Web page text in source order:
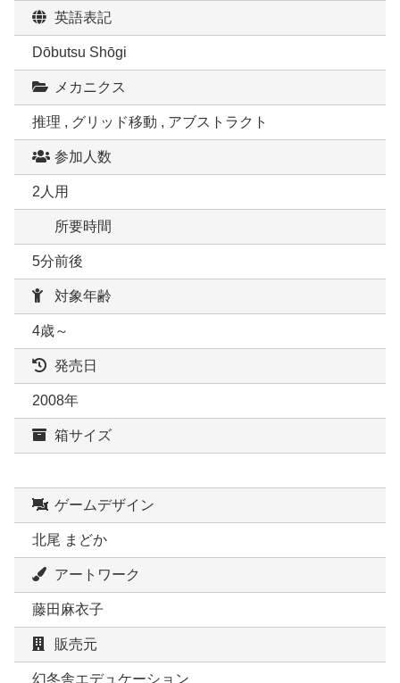
英語表記
Dōbutsu Shōgi
メカニクス
推理 , グリッド移動 , アブストラクト
参加人数
2人用
所要時間
5分前後
対象年齢
4歳～
発売日
2008年
箱サイズ
ゲームデザイン
北尾 まどか
アートワーク
藤田麻衣子
販売元
幻冬舎エデュケーション